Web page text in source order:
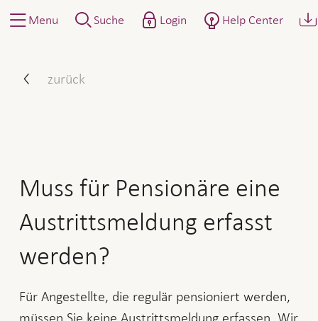
Menu Suche Login Help Center
zurück
Muss für Pensionäre eine
Austrittsmeldung erfasst
werden?
Für Angestellte, die regulär pensioniert werden,
müssen Sie keine Austrittsmeldung erfassen. Wir